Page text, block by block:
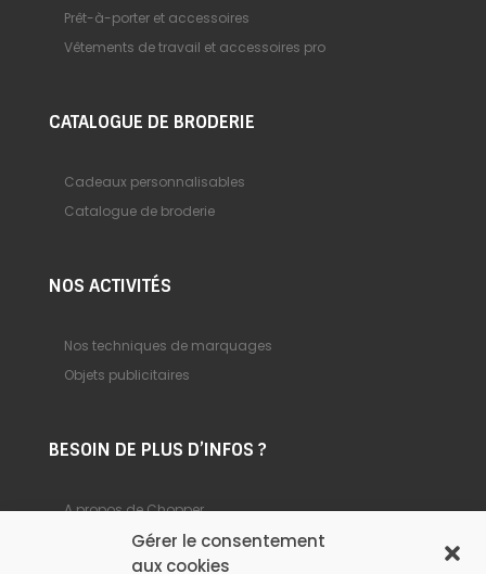
Gérer le consentement
aux cookies
Prêt-à-porter et accessoires
Vêtements de travail et accessoires pro
CATALOGUE DE BRODERIE
Cadeaux personnalisables
Catalogue de broderie
NOS ACTIVITÉS
Nos techniques de marquages
Objets publicitaires
BESOIN DE PLUS D’INFOS ?
A propos de Chopper
Foire aux questions
Nous contacter